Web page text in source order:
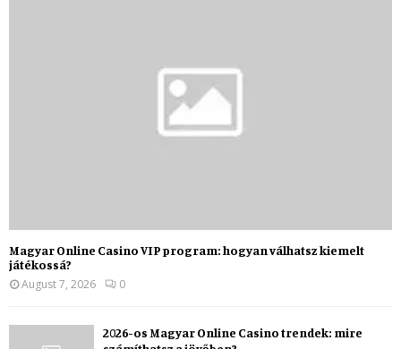
Magyar Online Casino VIP program: hogyan válhatsz kiemelt
játékossá?
August 7, 2026
0
2026-os Magyar Online Casino trendek: mire